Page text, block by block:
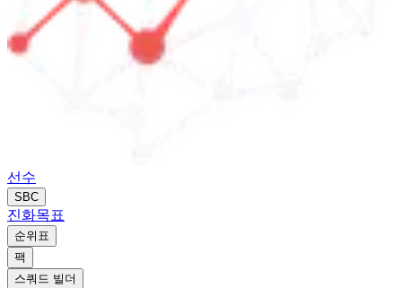
선수
SBC
진화목표
순위표
팩
스쿼드 빌더